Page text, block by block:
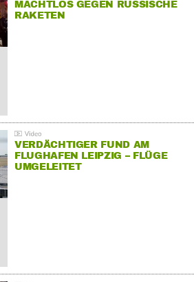
MACHTLOS GEGEN RUSSISCHE
RAKETEN
VERDÄCHTIGER FUND AM
FLUGHAFEN LEIPZIG – FLÜGE
UMGELEITET